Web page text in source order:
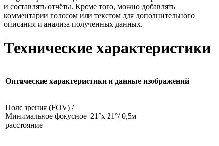
и составлять отчёты. Кроме того, можно добавлять
комментарии голосом или текстом для дополнительного
описания и анализа полученных данных.
Технические характеристики
Оптические характеристики и данные изображений
Поле зрения (FOV) /
Минимальное фокусное
расстояние
21°x 21°/ 0,5м